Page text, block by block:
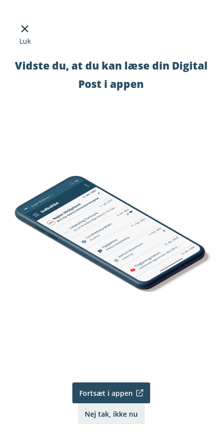
Luk
Vidste du, at du kan læse din Digital
Post i appen
Fortsæt i appen
Nej tak, ikke nu